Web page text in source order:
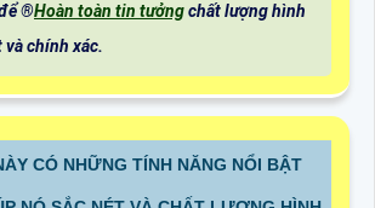
®️Hoàn toàn tin tưởngchất lượng hình
và chính xác.
CÓ NHỮNG TÍNH NĂNG NỔI BẬT